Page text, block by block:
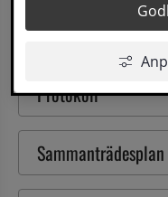
Kallelser
Protokoll